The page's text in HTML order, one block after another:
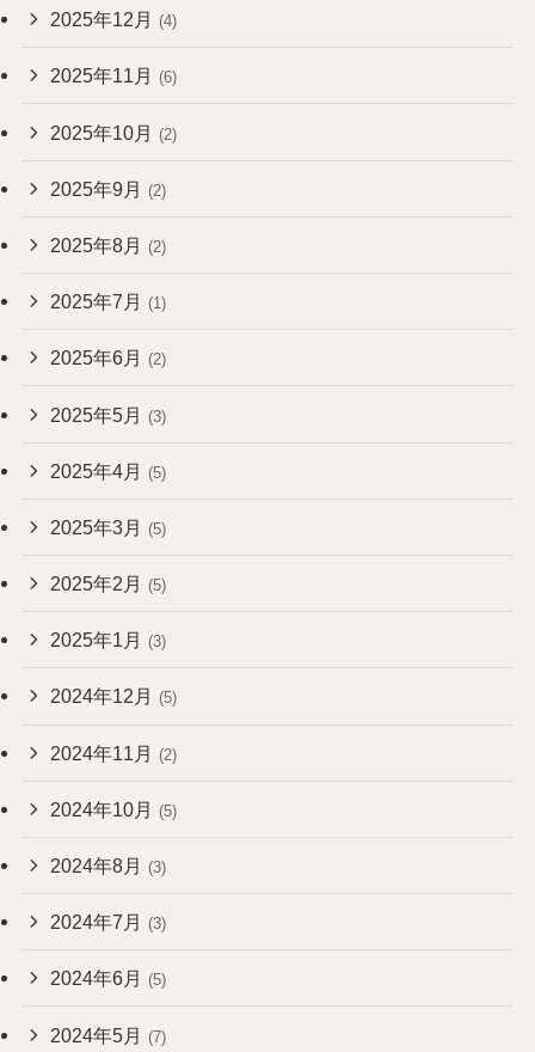
2025年12月 (4)
2025年11月 (6)
2025年10月 (2)
2025年9月 (2)
2025年8月 (2)
2025年7月 (1)
2025年6月 (2)
2025年5月 (3)
2025年4月 (5)
2025年3月 (5)
2025年2月 (5)
2025年1月 (3)
2024年12月 (5)
2024年11月 (2)
2024年10月 (5)
2024年8月 (3)
2024年7月 (3)
2024年6月 (5)
2024年5月 (7)